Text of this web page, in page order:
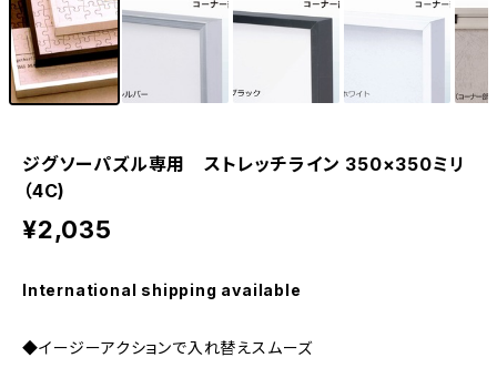
ジグソーパズル専用 ストレッチライン 350×350ミリ
（4C)
¥2,035
International shipping available
◆イージーアクションで入れ替えスムーズ